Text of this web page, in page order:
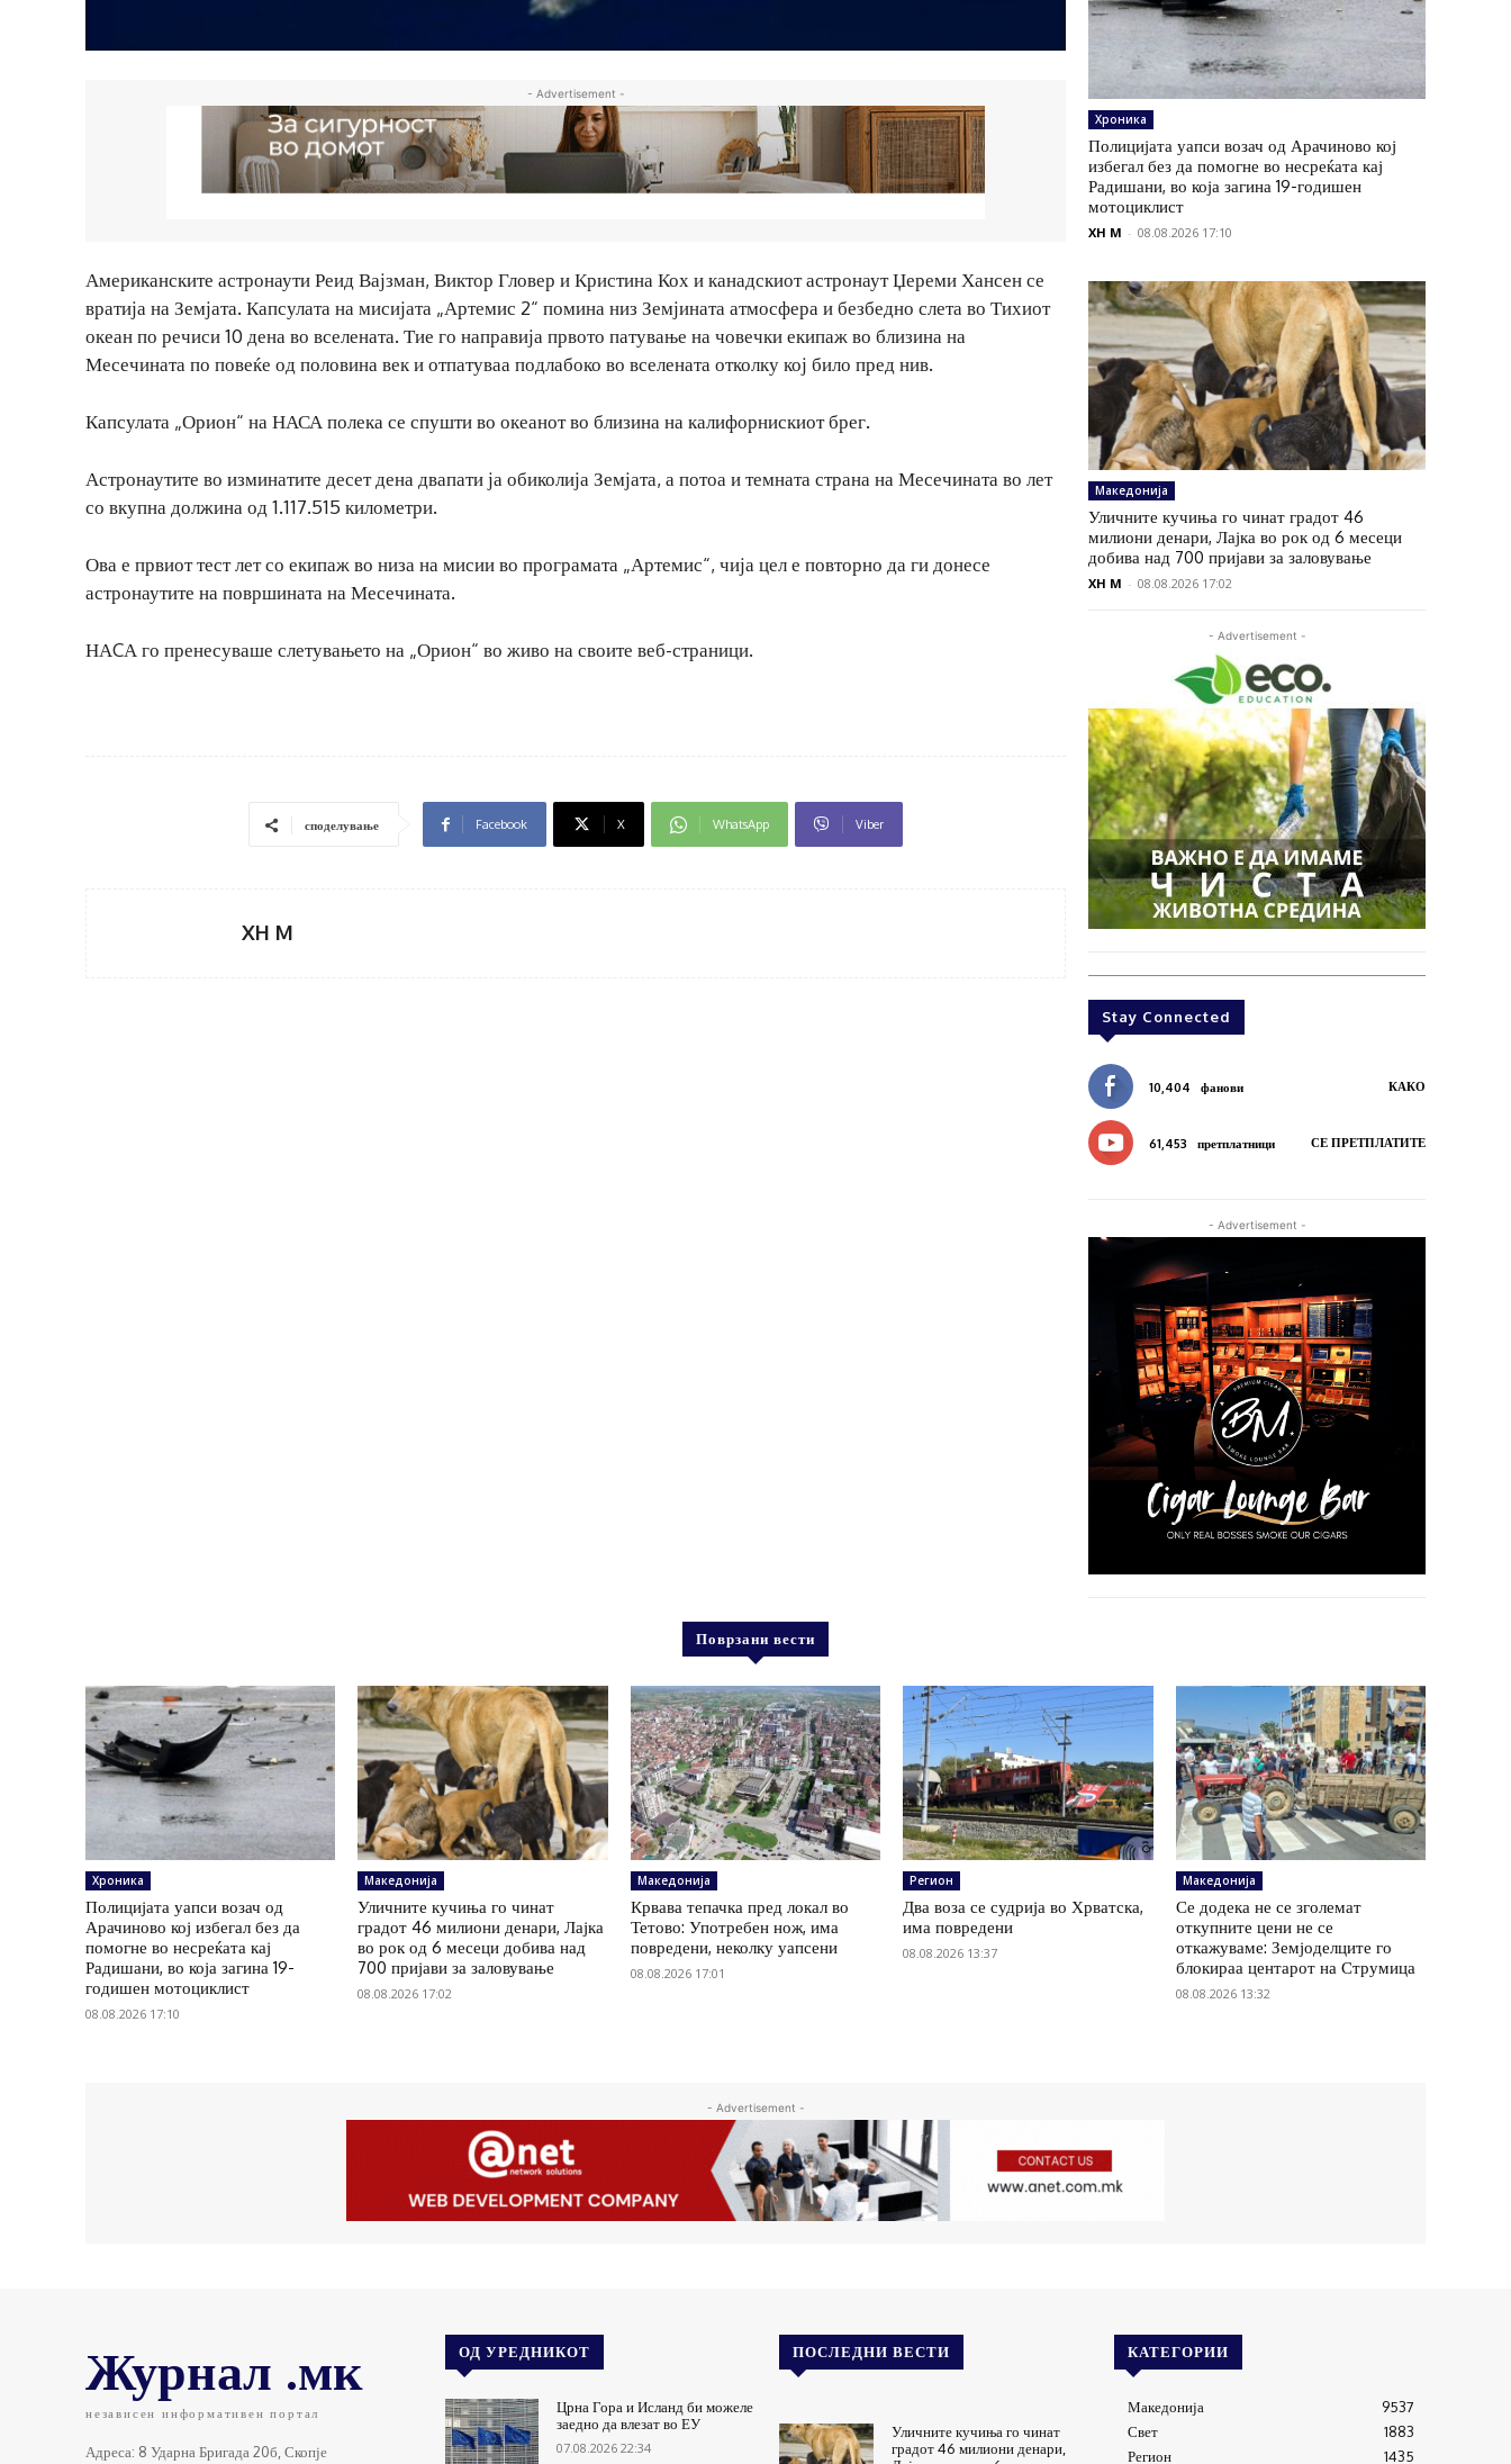
- Advertisement -
Американските астронаути Реид Вајзман, Виктор Гловер и Кристина Кох и канадскиот астронаут Џереми Хансен се
вратија на Земјата. Капсулата на мисијата „Артемис 2“ помина низ Земјината атмосфера и безбедно слета во Тихиот
океан по речиси 10 дена во вселената. Тие го направија првото патување на човечки екипаж во близина на
Месечината по повеќе од половина век и отпатуваа подлабоко во вселената отколку кој било пред нив.
Капсулата „Орион“ на НАСА полека се спушти во океанот во близина на калифорнискиот брег.
Астронаутите во изминатите десет дена двапати ја обиколија Земјата, а потоа и темната страна на Месечината во лет
со вкупна должина од 1.117.515 километри.
Ова е првиот тест лет со екипаж во низа на мисии во програмата „Артемис“, чија цел е повторно да ги донесе
астронаутите на површината на Месечината.
НАCА го пренесуваше слетувањето на „Орион“ во живо на своите веб-страници.
споделување Facebook X WhatsApp Viber
XH M
Хроника
Полицијата уапси возач од Арачиново кој
избегал без да помогне во несреќата кај
Радишани, во која загина 19-годишен
мотоциклист
XH M - 08.08.2026 17:10
Македонија
Уличните кучиња го чинат градот 46
милиони денари, Лајка во рок од 6 месеци
добива над 700 пријави за заловување
XH M - 08.08.2026 17:02
- Advertisement -
Stay Connected
10,404 фанови КАКО
61,453 претплатници СЕ ПРЕТПЛАТИТЕ
- Advertisement -
Поврзани вести
Хроника
Полицијата уапси возач од
Арачиново кој избегал без да
помогне во несреќата кај
Радишани, во која загина 19-
годишен мотоциклист
08.08.2026 17:10
Македонија
Уличните кучиња го чинат
градот 46 милиони денари, Лајка
во рок од 6 месеци добива над
700 пријави за заловување
08.08.2026 17:02
Македонија
Крвава тепачка пред локал во
Тетово: Употребен нож, има
повредени, неколку уапсени
08.08.2026 17:01
Регион
Два воза се судрија во Хрватска,
има повредени
08.08.2026 13:37
Македонија
Се додека не се зголемат
откупните цени не се
откажуваме: Земјоделците го
блокираа центарот на Струмица
08.08.2026 13:32
- Advertisement -
Журнал .мк
независен информативен портал
Адреса: 8 Ударна Бригада 20б, Скопје
ОД УРЕДНИКОТ
Црна Гора и Исланд би можеле
заедно да влезат во ЕУ
07.08.2026 22:34
ПОСЛЕДНИ ВЕСТИ
Уличните кучиња го чинат
градот 46 милиони денари,
КАТЕГОРИИ
Македонија
9537
Свет
1883
Регион
1435